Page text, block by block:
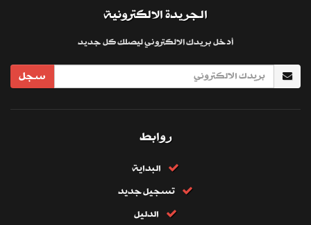
الجريدة الالكترونية
أدخل بريدك الالكتروني ليصلك كل جديد
سجل
روابط
البداية
تسجيل جديد
الدليل